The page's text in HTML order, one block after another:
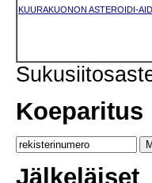
KUURAKUONON ASTEROIDI-
Koeparitus
Jälkeläiset